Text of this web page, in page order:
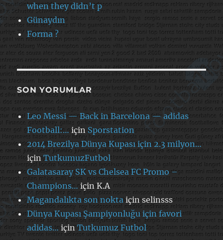
when they didn’t p
Günaydın
Forma ?
SON YORUMLAR
Leo Messi — Back in Barcelona — adidas
Football:… için Sporstation
2014 Brezilya Dünya Kupası için 2.3 milyon…
içinTutkumuzFutbol
Galatasaray SK vs Chelsea FC Promo –
Champions…içinK.A
Magandalıkta son nokta içinselinsss
Dünya Kupası Şampiyonluğu için favori
adidas… içinTutkumuz Futbol